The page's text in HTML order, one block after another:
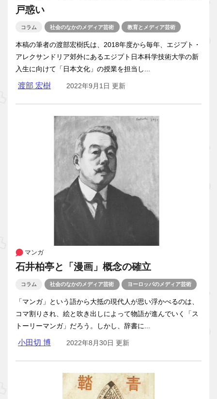
戸惑い
コラム 社会のなかのメディア芸術 教育とメディア芸術
本稿の筆者の渡部宏樹氏は、2018年度から毎年、エジプト・
アレクサンドリア郊外にあるエジプト日本科学技術大学の新
入生に向けて「日本文化」の授業を担当し...
渡部 宏樹 2022年9月1日 更新
マンガ
石井柏亭と「漫画」概念の確立
コラム 社会のなかのメディア芸術 ヨーロッパのメディア芸術
「マンガ」という語から大抵の現代人が思い浮かべるのは、
コマ割りされ、絵と吹き出しによって物語が進んでいく「ス
トーリーマンガ」だろう。しかし、辞書に...
小田切 博 2022年8月30日 更新